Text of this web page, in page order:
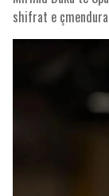
shifrat e